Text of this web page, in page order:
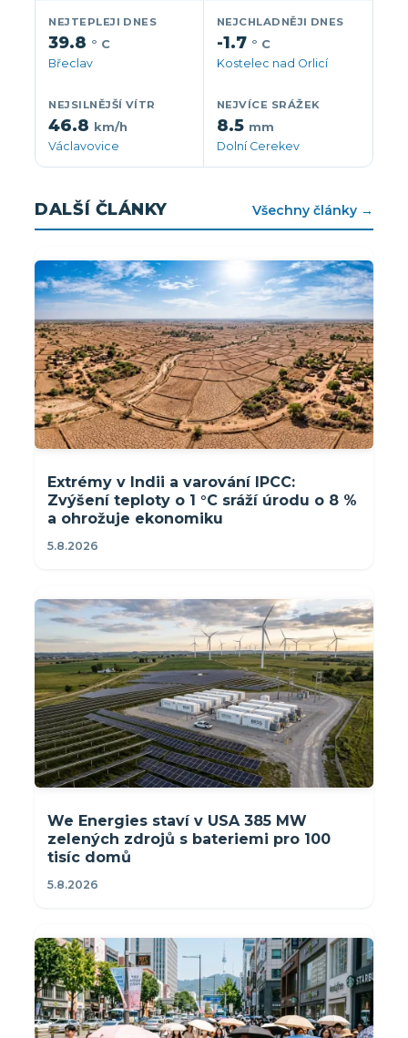
NEJTEPLEJI DNES
39.8 ° C
Břeclav
NEJCHLADNĚJI DNES
-1.7 ° C
Kostelec nad Orlicí
NEJSILNĚJŠÍ VÍTR
46.8 km/h
Václavovice
NEJVÍCE SRÁŽEK
8.5 mm
Dolní Cerekev
DALŠÍ ČLÁNKY Všechny články →
Extrémy v Indii a varování IPCC:
Zvýšení teploty o 1 °C sráží úrodu o 8 %
a ohrožuje ekonomiku
5.8.2026
We Energies staví v USA 385 MW
zelených zdrojů s bateriemi pro 100
tisíc domů
5.8.2026